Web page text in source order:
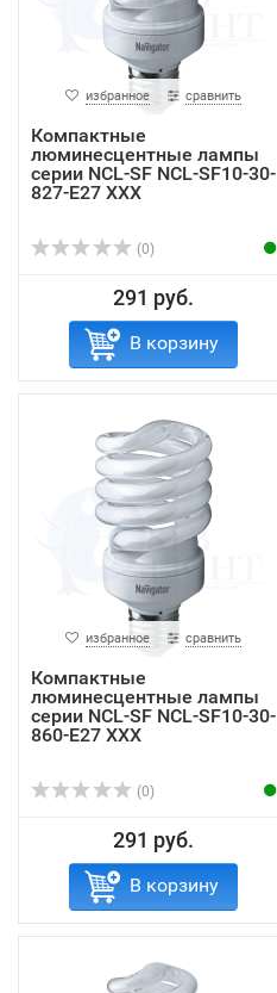
избранное сравнить
Компактные
люминесцентные лампы
серии NCL-SF NCL-SF10-30-
827-E27 ХХХ
(0)
291 руб.
В корзину
избранное сравнить
Компактные
люминесцентные лампы
серии NCL-SF NCL-SF10-30-
860-E27 ХХХ
(0)
291 руб.
В корзину